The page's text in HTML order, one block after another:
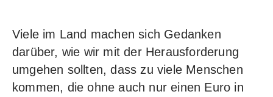
Viele im Land machen sich Gedanken
darüber, wie wir mit der Herausforderung
umgehen sollten, dass zu viele Menschen
kommen, die ohne auch nur einen Euro in